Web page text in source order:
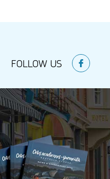
FOLLOW US